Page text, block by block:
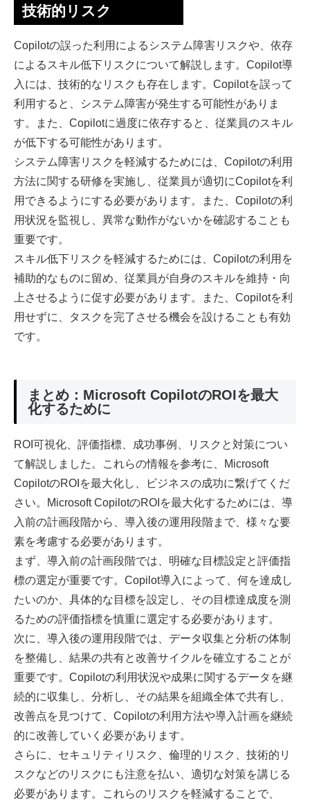
技術的リスク
Copilotの誤った利用によるシステム障害リスクや、依存
によるスキル低下リスクについて解説します。Copilot導
入には、技術的なリスクも存在します。Copilotを誤って
利用すると、システム障害が発生する可能性がありま
す。また、Copilotに過度に依存すると、従業員のスキル
が低下する可能性があります。
システム障害リスクを軽減するためには、Copilotの利用
方法に関する研修を実施し、従業員が適切にCopilotを利
用できるようにする必要があります。また、Copilotの利
用状況を監視し、異常な動作がないかを確認することも
重要です。
スキル低下リスクを軽減するためには、Copilotの利用を
補助的なものに留め、従業員が自身のスキルを維持・向
上させるように促す必要があります。また、Copilotを利
用せずに、タスクを完了させる機会を設けることも有効
です。
まとめ：Microsoft CopilotのROIを最大
化するために
ROI可視化、評価指標、成功事例、リスクと対策につい
て解説しました。これらの情報を参考に、Microsoft
CopilotのROIを最大化し、ビジネスの成功に繋げてくだ
さい。Microsoft CopilotのROIを最大化するためには、導
入前の計画段階から、導入後の運用段階まで、様々な要
素を考慮する必要があります。
まず、導入前の計画段階では、明確な目標設定と評価指
標の選定が重要です。Copilot導入によって、何を達成し
たいのか、具体的な目標を設定し、その目標達成度を測
るための評価指標を慎重に選定する必要があります。
次に、導入後の運用段階では、データ収集と分析の体制
を整備し、結果の共有と改善サイクルを確立することが
重要です。Copilotの利用状況や成果に関するデータを継
続的に収集し、分析し、その結果を組織全体で共有し、
改善点を見つけて、Copilotの利用方法や導入計画を継続
的に改善していく必要があります。
さらに、セキュリティリスク、倫理的リスク、技術的リ
スクなどのリスクにも注意を払い、適切な対策を講じる
必要があります。これらのリスクを軽減することで、